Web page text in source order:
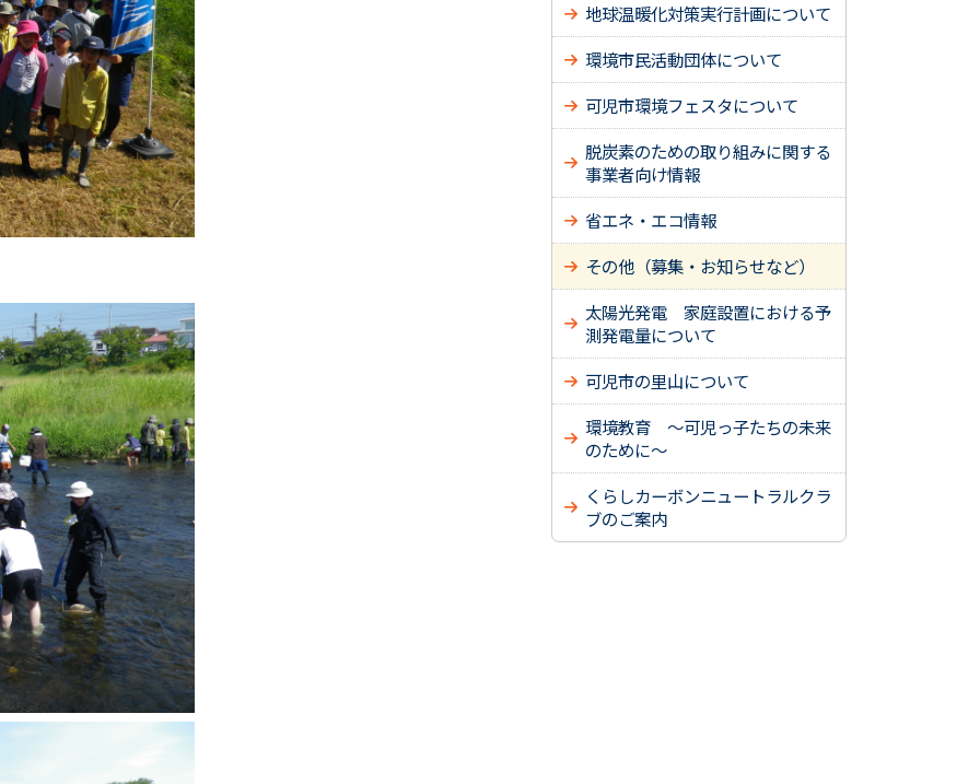
地球温暖化対策実行計画について
環境市民活動団体について
可児市環境フェスタについて
脱炭素のための取り組みに関する
事業者向け情報
省エネ・エコ情報
その他（募集・お知らせなど）
太陽光発電 家庭設置における予
測発電量について
可児市の里山について
環境教育 ～可児っ子たちの未来
のために～
くらしカーボンニュートラルクラ
ブのご案内